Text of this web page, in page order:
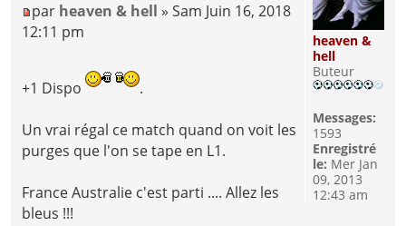
par heaven & hell » Sam Juin 16, 2018
12:11 pm
+1 Dispo .
Un vrai régal ce match quand on voit les
purges que l'on se tape en L1.
France Australie c'est parti .... Allez les
bleus !!!
heaven &
hell
Buteur
Messages:
1593
Enregistré
le: Mer Jan
09, 2013
12:43 am